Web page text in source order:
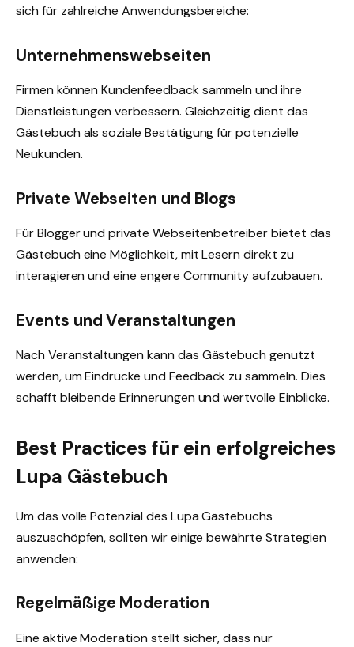
sich für zahlreiche Anwendungsbereiche:
Unternehmenswebseiten
Firmen können Kundenfeedback sammeln und ihre
Dienstleistungen verbessern. Gleichzeitig dient das
Gästebuch als soziale Bestätigung für potenzielle
Neukunden.
Private Webseiten und Blogs
Für Blogger und private Webseitenbetreiber bietet das
Gästebuch eine Möglichkeit, mit Lesern direkt zu
interagieren und eine engere Community aufzubauen.
Events und Veranstaltungen
Nach Veranstaltungen kann das Gästebuch genutzt
werden, um Eindrücke und Feedback zu sammeln. Dies
schafft bleibende Erinnerungen und wertvolle Einblicke.
Best Practices für ein erfolgreiches
Lupa Gästebuch
Um das volle Potenzial des Lupa Gästebuchs
auszuschöpfen, sollten wir einige bewährte Strategien
anwenden:
Regelmäßige Moderation
Eine aktive Moderation stellt sicher, dass nur